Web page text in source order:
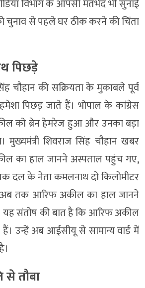
विभाग के आपसी मतभेद भी सुनाई
चुनाव से पहले घर ठीक करने की चिंता
पिछड़े
चौहान की सक्रियता के मुकाबले पूर्व
पिछड़ जाते हैं। भोपाल के कांग्रेस
को ब्रेन हेमरेज हुआ और उनका बड़ा
शिवराज सिंह चौहान खबर
का हाल जानने अस्पताल पहुंच गए,
दल के नेता कमलनाथ दो किलोमीटर
तक आरिफ अकील का हाल जानने
यह संतोष की बात है कि आरिफ अकील
उन्हें अब आईसीयू से सामान्य वार्ड में
से तौबा